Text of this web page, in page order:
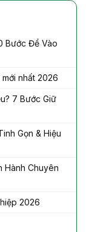
Bước Để Vào
nhất 2026
7 Bước Giữ
Gọn & Hiệu
Hành Chuyên
2026